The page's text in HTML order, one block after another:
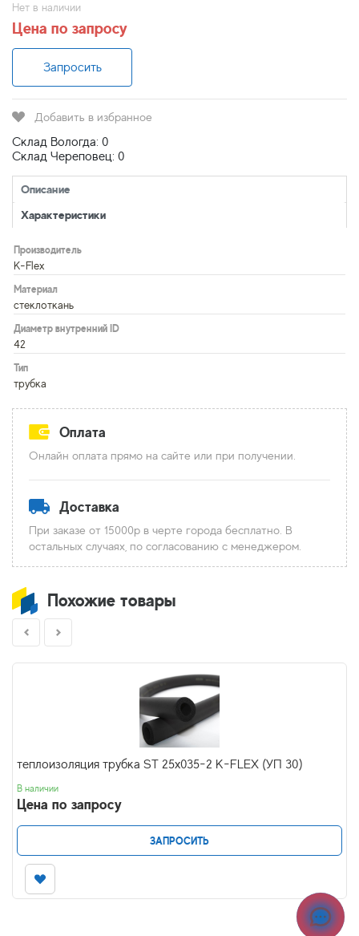
Нет в наличии
Цена по запросу
Запросить
Добавить в избранное
Склад Вологда: 0
Склад Череповец: 0
Описание
Характеристики
Производитель
K-Flex
Материал
стеклоткань
Диаметр внутренний ID
42
Тип
трубка
Оплата
Онлайн оплата прямо на сайте или при получении.
Доставка
При заказе от 15000р в черте города бесплатно. В
остальных случаях, по согласованию с менеджером.
Похожие товары
теплоизоляция трубка ST 25x035-2 K-FLEX (УП 30)
В наличии
Цена по запросу
ЗАПРОСИТЬ